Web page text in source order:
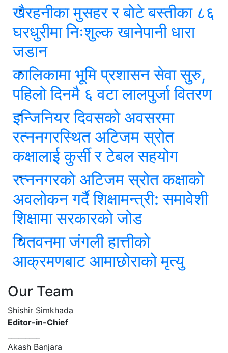
खैरहनीका मुसहर र बोटे बस्तीका ८६
घरधुरीमा निःशुल्क खानेपानी धारा
जडान
कालिकामा भूमि प्रशासन सेवा सुरु,
पहिलो दिनमै ६ वटा लालपुर्जा वितरण
इन्जिनियर दिवसको अवसरमा
रत्ननगरस्थित अटिजम स्रोत
कक्षालाई कुर्सी र टेबल सहयोग
रत्ननगरको अटिजम स्रोत कक्षाको
अवलोकन गर्दै शिक्षामन्त्री: समावेशी
शिक्षामा सरकारको जोड
चितवनमा जंगली हात्तीको
आक्रमणबाट आमाछोराको मृत्यु
Our Team
Shishir Simkhada
Editor-in-Chief
Akash Banjara